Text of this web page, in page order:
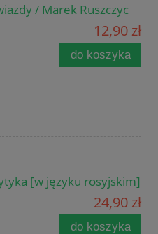
/ Marek Ruszczyc
12,90 zł
do koszyka
[w języku rosyjskim]
24,90 zł
do koszyka